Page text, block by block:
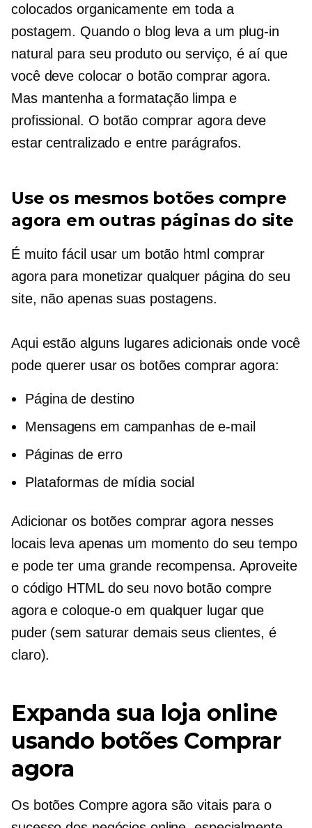
colocados organicamente em toda a
postagem. Quando o blog leva a um plug-in
natural para seu produto ou serviço, é aí que
você deve colocar o botão comprar agora.
Mas mantenha a formatação limpa e
profissional. O botão comprar agora deve
estar centralizado e entre parágrafos.
Use os mesmos botões compre
agora em outras páginas do site
É muito fácil usar um botão html comprar
agora para monetizar qualquer página do seu
site, não apenas suas postagens.
Aqui estão alguns lugares adicionais onde você
pode querer usar os botões comprar agora:
Página de destino
Mensagens em campanhas de e-mail
Páginas de erro
Plataformas de mídia social
Adicionar os botões comprar agora nesses
locais leva apenas um momento do seu tempo
e pode ter uma grande recompensa. Aproveite
o código HTML do seu novo botão compre
agora e coloque-o em qualquer lugar que
puder (sem saturar demais seus clientes, é
claro).
Expanda sua loja online
usando botões Comprar
agora
Os botões Compre agora são vitais para o